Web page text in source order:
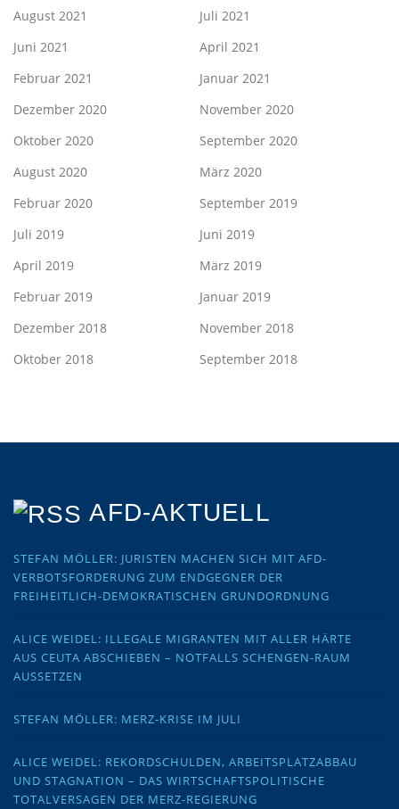
August 2021
Juli 2021
Juni 2021
April 2021
Februar 2021
Januar 2021
Dezember 2020
November 2020
Oktober 2020
September 2020
August 2020
März 2020
Februar 2020
September 2019
Juli 2019
Juni 2019
April 2019
März 2019
Februar 2019
Januar 2019
Dezember 2018
November 2018
Oktober 2018
September 2018
AFD-AKTUELL
STEFAN MÖLLER: JURISTEN MACHEN SICH MIT AFD-
VERBOTSFORDERUNG ZUM ENDGEGNER DER
FREIHEITLICH-DEMOKRATISCHEN GRUNDORDNUNG
ALICE WEIDEL: ILLEGALE MIGRANTEN MIT ALLER HÄRTE
AUS CEUTA ABSCHIEBEN – NOTFALLS SCHENGEN-RAUM
AUSSETZEN
STEFAN MÖLLER: MERZ-KRISE IM JULI
ALICE WEIDEL: REKORDSCHULDEN, ARBEITSPLATZABBAU
UND STAGNATION – DAS WIRTSCHAFTSPOLITISCHE
TOTALVERSAGEN DER MERZ-REGIERUNG